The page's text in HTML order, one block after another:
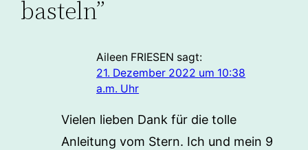
basteln”
Aileen FRIESEN sagt:
21. Dezember 2022 um 10:38
a.m. Uhr
Vielen lieben Dank für die tolle
Anleitung vom Stern. Ich und mein 9